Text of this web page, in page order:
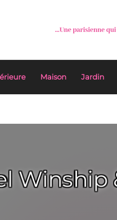
...Une parisienne
Maison Jardin
Winship